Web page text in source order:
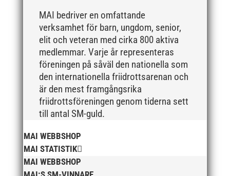
MAI bedriver en omfattande
verksamhet för barn, ungdom, senior,
elit och veteran med cirka 800 aktiva
medlemmar. Varje år representeras
föreningen på såväl den nationella som
den internationella friidrottsarenan och
är den mest framgångsrika
friidrottsföreningen genom tiderna sett
till antal SM-guld.
MAI WEBBSHOP
MAI STATISTIK
MAI WEBBSHOP
augusti 2018
juli 2018
juni 2018
maj 2018
april 2018
mars 2018
februari 2018
januari 2018
december 2017
november 2017
oktober 2017